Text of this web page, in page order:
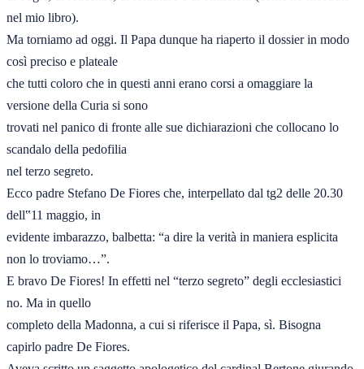
nel mio libro).
Ma torniamo ad oggi. Il Papa dunque ha riaperto il dossier in modo
così preciso e plateale
che tutti coloro che in questi anni erano corsi a omaggiare la
versione della Curia si sono
trovati nel panico di fronte alle sue dichiarazioni che collocano lo
scandalo della pedofilia
nel terzo segreto.
Ecco padre Stefano De Fiores che, interpellato dal tg2 delle 20.30
dell‟11 maggio, in
evidente imbarazzo, balbetta: “a dire la verità in maniera esplicita
non lo troviamo…”.
E bravo De Fiores! In effetti nel “terzo segreto” degli ecclesiastici
no. Ma in quello
completo della Madonna, a cui si riferisce il Papa, sì. Bisogna
capirlo padre De Fiores.